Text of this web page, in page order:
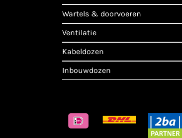
wartels & doorvoeren
ventilatie
kabeldozen
inbouwdozen